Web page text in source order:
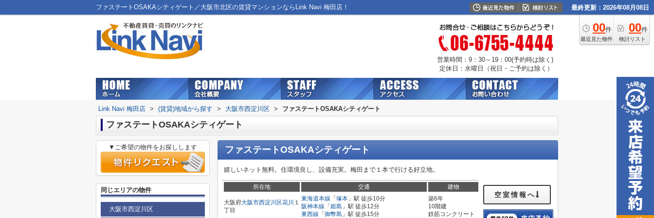
ファステートOSAKAシティゲート／大阪市北区の賃貸マンションならLink Navi 梅田店！ 最終更新：2026年08月08日
00件
最近見た物件
00件
検討リスト
営業時間：9：30～19：00(予約時は除く)
定休日：水曜日（祝日・ご予約は除く）
Link Navi 梅田店 > (賃貸)地域から探す > 大阪市西淀川区 > ファステートOSAKAシティゲート
ファステートOSAKAシティゲート
ファステートOSAKAシティゲート
嬉しいネット無料。住環境良し、設備充実。梅田まで１本で行ける好立地。
所在地 交通 建物
大阪府大阪市西淀川区花川 １
丁目
東海道本線 「 塚本 」駅 徒歩10分
阪神本線 「 姫島 」駅 徒歩12分
東西線 「 御幣島 」駅 徒歩15分
築6年
10階建
鉄筋コンクリート
空室情報へ
▼ご希望の物件をお探しします
同じエリアの物件
大阪市西淀川区